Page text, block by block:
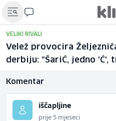
VELIKI RIVALI
Velež provocira
derbiju: "ŠariĆ, jedno 'Ć',
Komentar
iščapljine
prije 5 mjeseci